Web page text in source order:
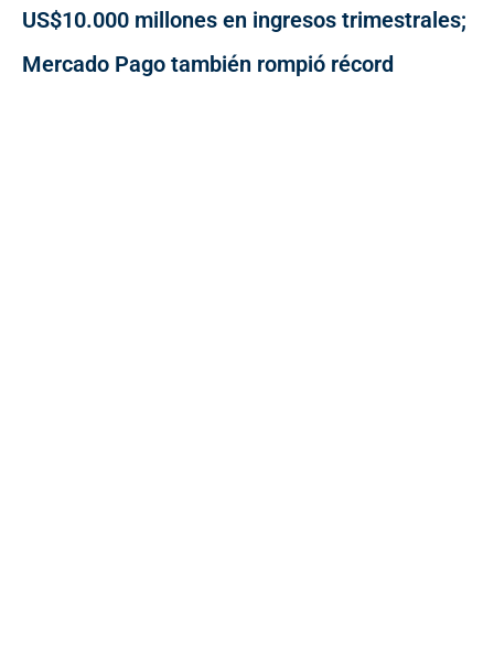
US$10.000 millones en ingresos trimestrales;
Mercado Pago también rompió récord